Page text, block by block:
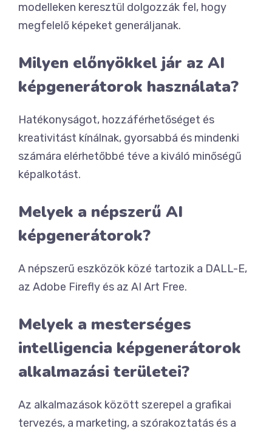
modelleken keresztül dolgozzák fel, hogy
megfelelő képeket generáljanak.
Milyen előnyökkel jár az AI
képgenerátorok használata?
Hatékonyságot, hozzáférhetőséget és
kreativitást kínálnak, gyorsabbá és mindenki
számára elérhetőbbé téve a kiváló minőségű
képalkotást.
Melyek a népszerű AI
képgenerátorok?
A népszerű eszközök közé tartozik a DALL-E,
az Adobe Firefly és az AI Art Free.
Melyek a mesterséges
intelligencia képgenerátorok
alkalmazási területei?
Az alkalmazások között szerepel a grafikai
tervezés, a marketing, a szórakoztatás és a